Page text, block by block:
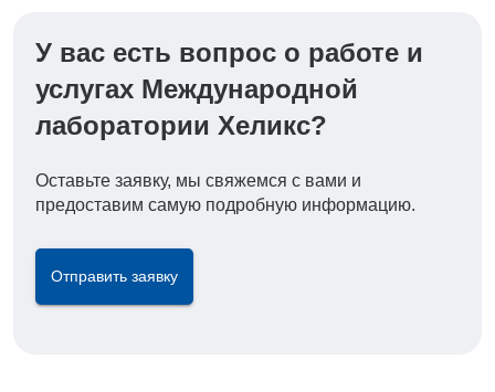
У вас есть вопрос о работе и
услугах Международной
лаборатории Хеликс?
Оставьте заявку, мы свяжемся с вами и
предоставим самую подробную информацию.
Отправить заявку